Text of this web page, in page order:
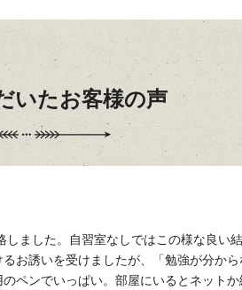
いたお客様の声
ました。自習室なしではこの様な良い
お誘いを受けましたが、「勉強が分か
ペンでいっぱい。部屋にいるとネット